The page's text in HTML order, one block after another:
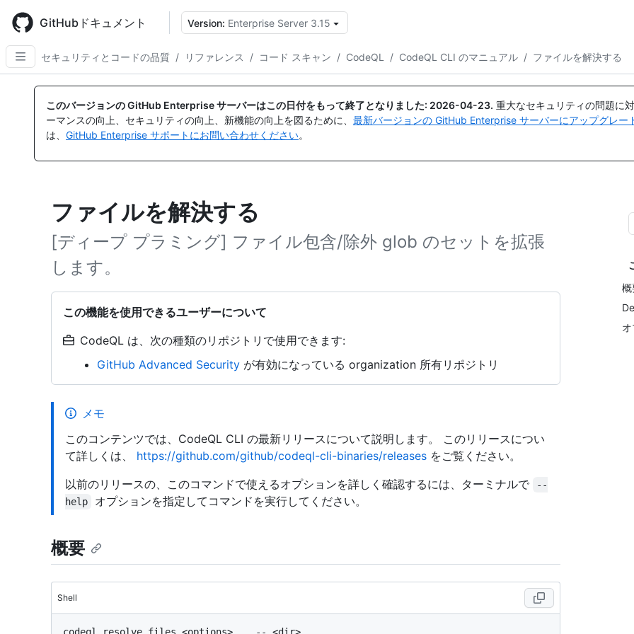
main
content
GitHubドキュメント Version: Enterprise Server 3.15
セキュリティとコードの品質 / リファレンス / コード スキャン / CodeQL / CodeQL CLI のマニュアル / ファイルを解決する
このバージョンの GitHub Enterprise サーバーはこの日付をもって終了となりました: 2026-04-23. 重大なセキュリティの問題に
ーマンスの向上、セキュリティの向上、新機能の向上を図るために、 最新バージョンの GitHub Enterprise サーバーにアップグレー
は、 GitHub Enterprise サポートにお問い合わせください。
ファイルを解決する
[ディープ プラミング] ファイル包含/除外 glob のセットを拡張
します。
この機能を使用できるユーザーについて
CodeQL は、次の種類のリポジトリで使用できます:
GitHub Advanced Security が有効になっている organization 所有リポジトリ
概
メモ
このコンテンツでは、CodeQL CLI の最新リリースについて説明します。 このリリースについ
て詳しくは、 https://github.com/github/codeql-cli-binaries/releases をご覧ください。
以前のリリースの、このコマンドで使えるオプションを詳しく確認するには、ターミナルで
--
help
オプションを指定してコマンドを実行してください。
概要
Shell